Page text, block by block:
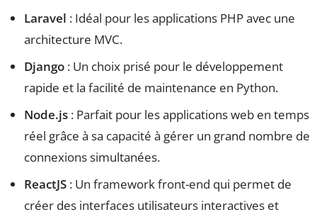
Laravel : Idéal pour les applications PHP avec une
architecture MVC.
Django : Un choix prisé pour le développement
rapide et la facilité de maintenance en Python.
Node.js : Parfait pour les applications web en temps
réel grâce à sa capacité à gérer un grand nombre de
connexions simultanées.
ReactJS : Un framework front-end qui permet de
créer des interfaces utilisateurs interactives et